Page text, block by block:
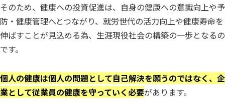
そのため、健康への投資促進は、自身の健康への意識向上や予
防・健康管理へとつながり、就労世代の活力向上や健康寿命を
伸ばすことが見込める為、生涯現役社会の構築の一歩となるの
です。
個人の健康は個人の問題として自己解決を願うのではなく、企
業として従業員の健康を守っていく必要があります。